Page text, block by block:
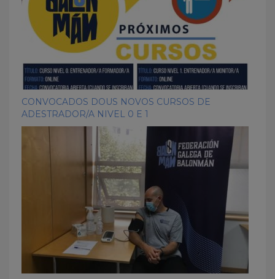
CONVOCADOS DOUS NOVOS CURSOS DE
ADESTRADOR/A NIVEL 0 E 1